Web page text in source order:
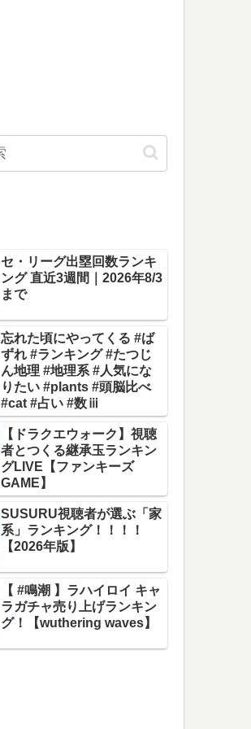
セ・リーグ出塁回数ランキ
ング 直近3週間｜2026年8/3
まで
忘れた頃にやってくる #ば
ずれ #ランキング #たつじ
ん地理 #地理系 #人気にな
りたい #plants #頭脳比べ
#cat #占い #数ⅲ
【ドラクエウォーク】視聴
者とつくる継承玉ランキン
グLIVE【ファンキーズ
GAME】
SUSURU視聴者が選ぶ「家
系」ランキング！！！！
【2026年版】
【 #鳴潮 】ラハイロイ キャ
ラガチャ売り上げランキン
グ！【wuthering waves】